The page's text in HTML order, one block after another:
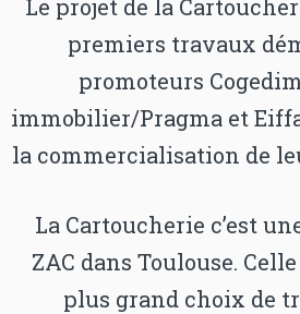
Le projet de la
premiers travaux
promoteurs
immobilier/Pragma et
la commercialisation de
La Cartoucherie c’est
ZAC dans Toulouse.
plus grand choix de